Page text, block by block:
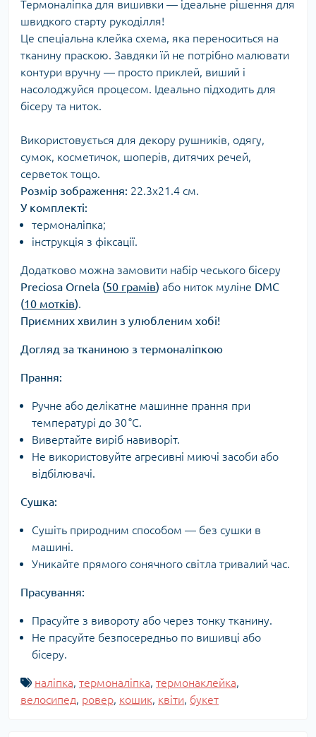
Термоналіпка для вишивки — ідеальне рішення для
швидкого старту рукоділля!
Це спеціальна клейка схема, яка переноситься на
тканину праскою. Завдяки їй не потрібно малювати
контури вручну — просто приклей, виший і
насолоджуйся процесом. Ідеально підходить для
бісеру та ниток.
Використовується для декору рушників, одягу,
сумок, косметичок, шоперів, дитячих речей,
серветок тощо.
Розмір зображення: 22.3х21.4 см.
У комплекті:
термоналіпка;
інструкція з фіксації.
Додатково можна замовити набір чеського бісеру
Preciosa Ornela (50 грамів) або ниток муліне DMC
(10 мотків).
Приємних хвилин з улюбленим хобі!
Догляд за тканиною з термоналіпкою
Прання:
Ручне або делікатне машинне прання при
температурі до 30 °C.
Вивертайте виріб навиворіт.
Не використовуйте агресивні миючі засоби або
відбілювачі.
Сушка:
Сушіть природним способом — без сушки в
машині.
Уникайте прямого сонячного світла тривалий час.
Прасування:
Прасуйте з вивороту або через тонку тканину.
Не прасуйте безпосередньо по вишивці або
бісеру.
наліпка, термоналіпка, термонаклейка,
велосипед, ровер, кошик, квіти, букет